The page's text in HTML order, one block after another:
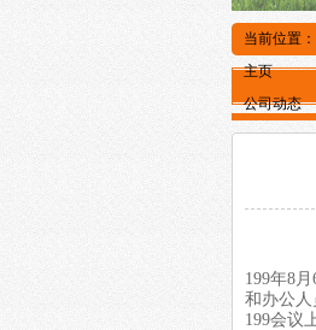
当前位置：
主页
公司动态
199年8
和办公
199会议